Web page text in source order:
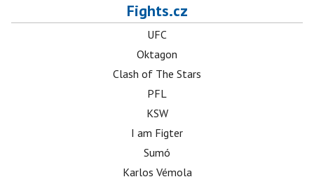
Fights.cz
UFC
Oktagon
Clash of The Stars
PFL
KSW
I am Figter
Sumó
Karlos Vémola